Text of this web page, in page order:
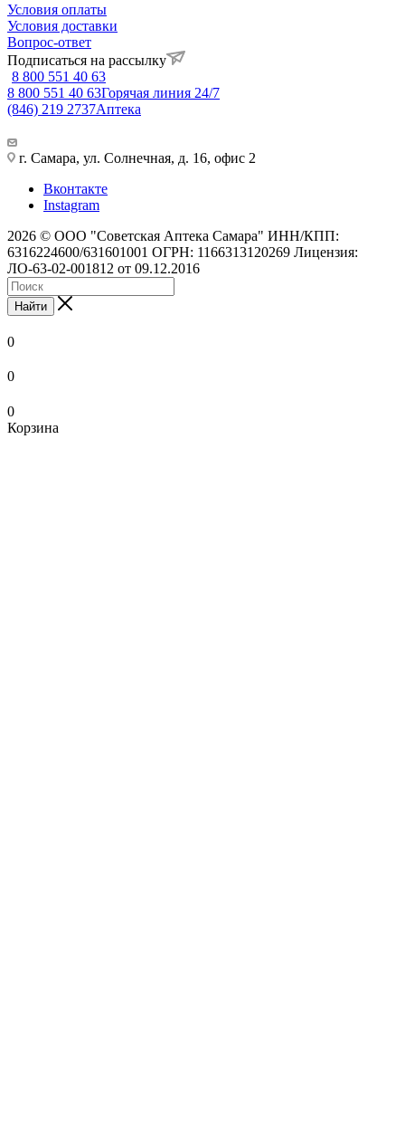
Условия оплаты
Условия доставки
Вопрос-ответ
Подписаться на рассылку
8 800 551 40 63
8 800 551 40 63Горячая линия 24/7
(846) 219 2737Аптека
г. Самара, ул. Солнечная, д. 16, офис 2
Вконтакте
Instagram
2026 © ООО "Советская Аптека Самара" ИНН/КПП:
6316224600/631601001 ОГРН: 1166313120269 Лицензия:
ЛО-63-02-001812 от 09.12.2016
Найти
0
0
0
Корзина